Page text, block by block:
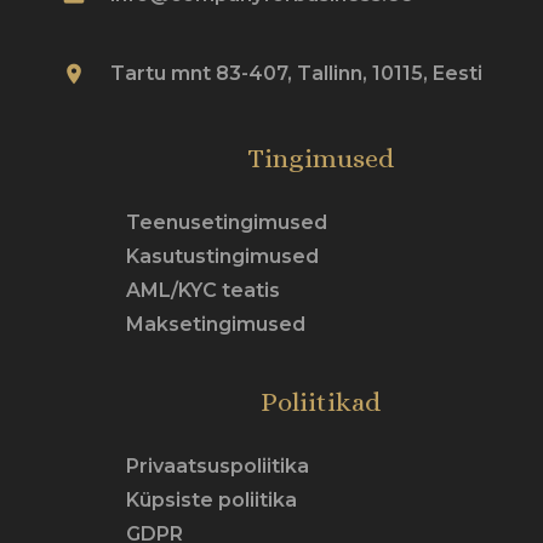
place Tartu mnt 83-407, Tallinn, 10115, Eesti
Tingimused
Teenusetingimused
Kasutustingimused
AML/KYC teatis
Maksetingimused
Poliitikad
Privaatsuspoliitika
Küpsiste poliitika
GDPR